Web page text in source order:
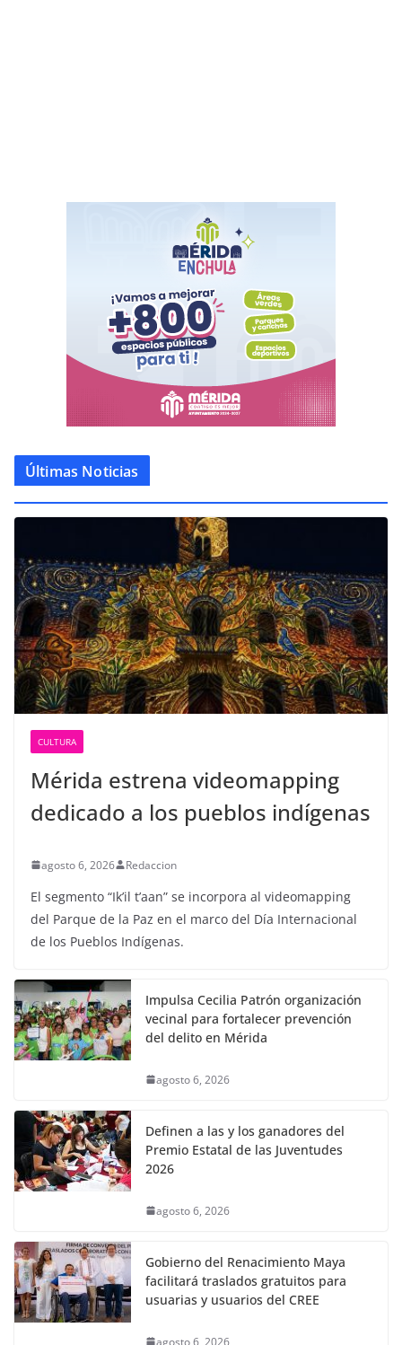
Últimas Noticias
CULTURA
Mérida estrena videomapping
dedicado a los pueblos indígenas
agosto 6, 2026 Redaccion
El segmento “Ik’il t’aan” se incorpora al videomapping
del Parque de la Paz en el marco del Día Internacional
de los Pueblos Indígenas.
Impulsa Cecilia Patrón organización
vecinal para fortalecer prevención
del delito en Mérida
agosto 6, 2026
Definen a las y los ganadores del
Premio Estatal de las Juventudes
2026
agosto 6, 2026
Gobierno del Renacimiento Maya
facilitará traslados gratuitos para
usuarias y usuarios del CREE
agosto 6, 2026